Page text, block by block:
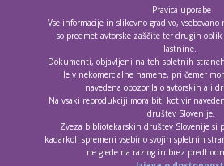
Pravica uporabe
Vse informacije in slikovno gradivo,
so predmet avtorske zaščite ter drugih
lastnine.
Dokumenti, objavljeni na teh spletnih
le v nekomercialne namene, pri čemer
navedena opozorila o avtorskih ali
Na vsaki reprodukciji mora biti kot vir
društev Slovenije.
Zveza bibliotekarskih društev Slovenije si
kadarkoli spremeni vsebino svojih spletnih
ne glede na razlog in brez